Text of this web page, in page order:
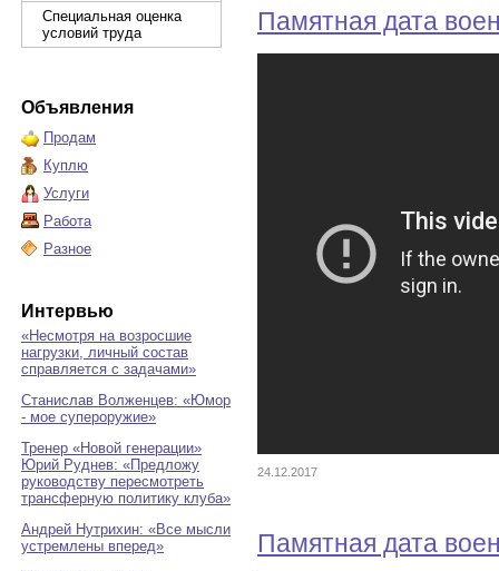
Специальная оценка
условий труда
Объявления
Продам
Куплю
Услуги
Работа
Разное
Интервью
«Несмотря на возросшие
нагрузки, личный состав
справляется с задачами»
Станислав Волженцев: «Юмор
- мое супероружие»
Тренер «Новой генерации»
Юрий Руднев: «Предложу
руководству пересмотреть
трансферную политику клуба»
Андрей Нутрихин: «Все мысли
устремлены вперед»
Памятная дата
24.12.2017
Памятная дата